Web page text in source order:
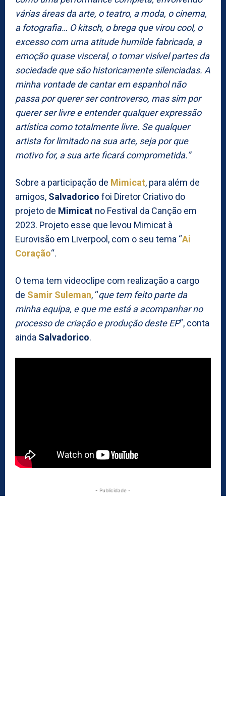
várias áreas da arte, o teatro, a moda, o cinema,
a fotografia… O kitsch, o brega que virou cool, o
excesso com uma atitude humilde fabricada, a
emoção quase visceral, o tornar visível partes da
sociedade que são historicamente silenciadas. A
minha vontade de cantar em espanhol não
passa por querer ser controverso, mas sim por
querer ser livre e entender qualquer expressão
artística como totalmente livre. Se qualquer
artista for limitado na sua arte, seja por que
motivo for, a sua arte ficará comprometida.”
Sobre a participação de Mimicat, para além de
amigos, Salvadorico foi Diretor Criativo do
projeto de Mimicat no Festival da Canção em
2023. Projeto esse que levou Mimicat à
Eurovisão em Liverpool, com o seu tema “Ai
Coração“.
O tema tem videoclipe com realização a cargo
de Samir Suleman, “que tem feito parte da
minha equipa, e que me está a acompanhar no
processo de criação e produção deste EP“, conta
ainda Salvadorico.
- Publicidade -